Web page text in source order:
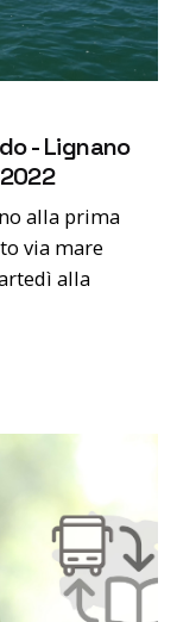
- Lignano
alla prima
via mare
alla